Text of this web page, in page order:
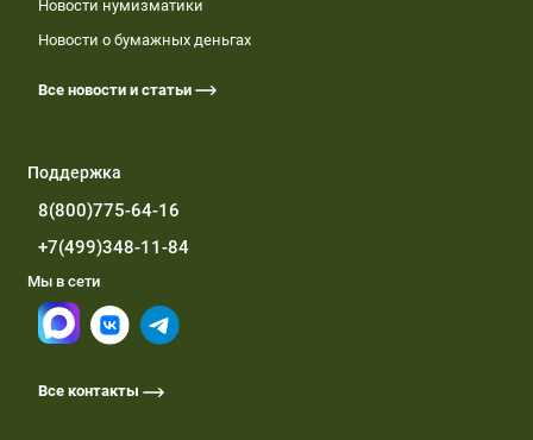
Новости нумизматики
Новости о бумажных деньгах
Все новости и статьи
Поддержка
8(800)775-64-16
+7(499)348-11-84
Мы в сети
Все контакты